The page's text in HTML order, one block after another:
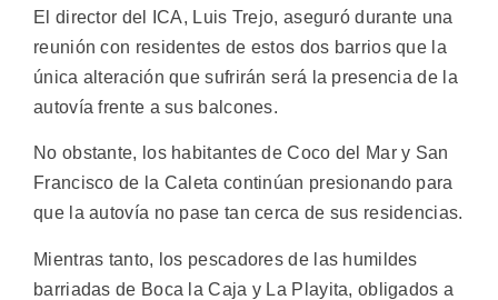
El director del ICA, Luis Trejo, aseguró durante una
reunión con residentes de estos dos barrios que la
única alteración que sufrirán será la presencia de la
autovía frente a sus balcones.
No obstante, los habitantes de Coco del Mar y San
Francisco de la Caleta continúan presionando para
que la autovía no pase tan cerca de sus residencias.
Mientras tanto, los pescadores de las humildes
barriadas de Boca la Caja y La Playita, obligados a